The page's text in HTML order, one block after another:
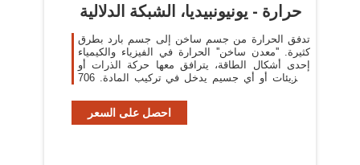
حرارة - يونيونبيديا، الشبكة الدلالية
تدفق الحرارة من جسم ساخن إلى جسم بارد بطرق
كثيرة. ''معدن ساخن'' الحرارة في الفيزياء والكيمياء
إحدى أشكال الطاقة، يترافق معها حركة الذرات أو
الجزيئات أو أي جسيم يدخل في تركيب المادة. 706
احصل على السعر